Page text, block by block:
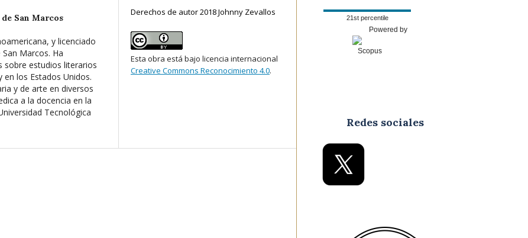
San Marcos
y licenciado
Marcos. Ha
sobre estudios literarios
los Estados Unidos.
y de arte en diversos
a la docencia en la
Tecnológica
Derechos de autor 2018 Johnny Zevallos
Esta obra está bajo licencia internacional
Creative Commons Reconocimiento 4.0.
21st percentile
Powered by
Redes sociales